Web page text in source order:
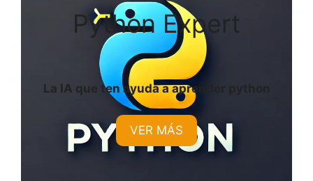
Python Expert
La IA que ten ayuda a aprender python
VER MÁS